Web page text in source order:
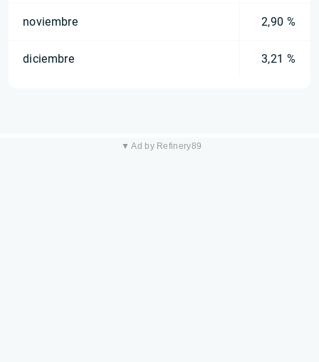
noviembre 2,90 %
diciembre 3,21 %
▼ Ad by Refinery89